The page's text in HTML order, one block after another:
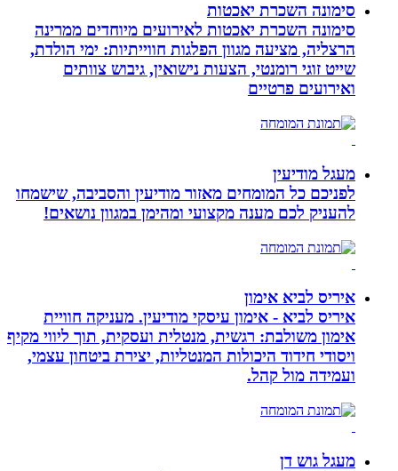
סימונה השכרת יאכטות
סימונה השכרת יאכטות לאירועים מיוחדים ממרינה
הרצליה, מציעה מגוון הפלגות חווייתיות: ימי הולדת,
שייט זוגי רומנטי, הצעות נישואין, גיבוש צוותים
ואירועים פרטיים
מעגל מודיעין
לפניכם כל המומחים מאזור מודיעין והסביבה, שישמחו
להעניק לכם מענה מקצועי ומהימן במגוון נושאים!
איריס לביא אימון
איריס לביא - אימון עיסקי מודיעין. מעניקה חוויית
אימון משולבת: רגשית, מנטלית ועסקית, תוך ליווי מקיף
ויסודי חידוד היכולות המנטליות, יצירת ביטחון עצמי,
ועמידה מול קהל.
מעגל גוש דן